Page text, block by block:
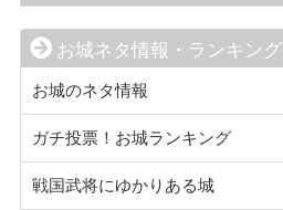
お城ネタ情報・ランキング
お城のネタ情報
ガチ投票！お城ランキング
戦国武将にゆかりある城